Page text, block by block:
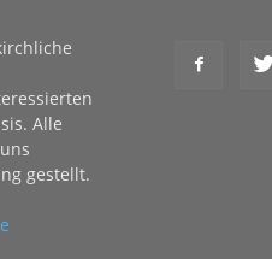
Alle
gestellt.